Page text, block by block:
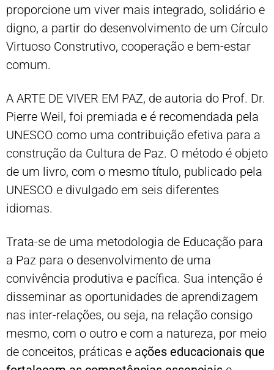
proporcione um viver mais integrado, solidário e
digno, a partir do desenvolvimento de um Círculo
Virtuoso Construtivo, cooperação e bem-estar
comum.
A ARTE DE VIVER EM PAZ, de autoria do Prof. Dr.
Pierre Weil, foi premiada e é recomendada pela
UNESCO como uma contribuição efetiva para a
construção da Cultura de Paz. O método é objeto
de um livro, com o mesmo título, publicado pela
UNESCO e divulgado em seis diferentes
idiomas.
Trata-se de uma metodologia de Educação para
a Paz para o desenvolvimento de uma
convivência produtiva e pacífica. Sua intenção é
disseminar as oportunidades de aprendizagem
nas inter-relações, ou seja, na relação consigo
mesmo, com o outro e com a natureza, por meio
de conceitos, práticas e ações educacionais que